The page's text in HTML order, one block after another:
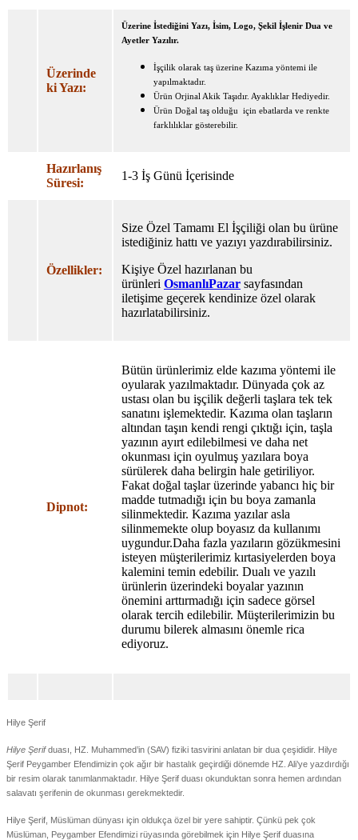
Üzerinde
ki Yazı:
Üzerine İstediğini Yazı, İsim, Logo, Şekil İşlenir Dua ve
Ayetler Yazılır.
İşçilik olarak taş üzerine Kazıma yöntemi ile
yapılmaktadır.
Ürün Orjinal Akik Taşıdır. Ayaklıklar Hediyedir.
Ürün Doğal taş olduğu için ebatlarda ve renkte
farklılıklar gösterebilir.
Hazırlanış
Süresi:
1-3 İş Günü İçerisinde
Özellikler:
Size Özel Tamamı El İşçiliği olan bu ürüne
istediğiniz hattı ve yazıyı yazdırabilirsiniz.
Kişiye Özel hazırlanan bu
ürünleri OsmanlıPazar sayfasından
iletişime geçerek kendinize özel olarak
hazırlatabilirsiniz.
Dipnot:
Bütün ürünlerimiz elde kazıma yöntemi ile
oyularak yazılmaktadır. Dünyada çok az
ustası olan bu işçilik değerli taşlara tek tek
sanatını işlemektedir. Kazıma olan taşların
altından taşın kendi rengi çıktığı için, taşla
yazının ayırt edilebilmesi ve daha net
okunması için oyulmuş yazılara boya
sürülerek daha belirgin hale getiriliyor.
Fakat doğal taşlar üzerinde yabancı hiç bir
madde tutmadığı için bu boya zamanla
silinmektedir. Kazıma yazılar asla
silinmemekte olup boyasız da kullanımı
uygundur.Daha fazla yazıların gözükmesini
isteyen müşterilerimiz kırtasiyelerden boya
kalemini temin edebilir. Dualı ve yazılı
ürünlerin üzerindeki boyalar yazının
önemini arttırmadığı için sadece görsel
olarak tercih edilebilir. Müşterilerimizin bu
durumu bilerek almasını önemle rica
ediyoruz.
Hilye Şerif
Hilye Şerifduası, HZ. Muhammed’in (SAV) fiziki tasvirini anlatan bir dua çeşididir. Hilye
Şerif Peygamber Efendimizin çok ağır bir hastalık geçirdiği dönemde HZ. Ali’ye yazdırdığı
bir resim olarak tanımlanmaktadır. Hilye Şerif duası okunduktan sonra hemen ardından
salavatı şerifenin de okunması gerekmektedir.
Hilye Şerif, Müslüman dünyası için oldukça özel bir yere sahiptir. Çünkü pek çok
Müslüman, Peygamber Efendimizi rüyasında görebilmek için Hilye Şerif duasına